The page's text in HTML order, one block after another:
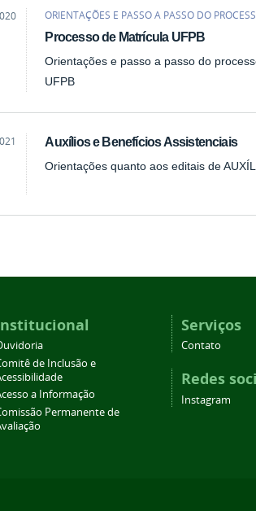
ORIENTAÇÕES E PASSO A PASSO DO
Processo de Matrícula UFPB
Orientações e passo a passo do
UFPB
Auxílios e Benefícios Assistenciais
Orientações quanto aos editais de
de Inclusão e
a Informação
Permanente de
Serviços
Contato
Redes
Instagram